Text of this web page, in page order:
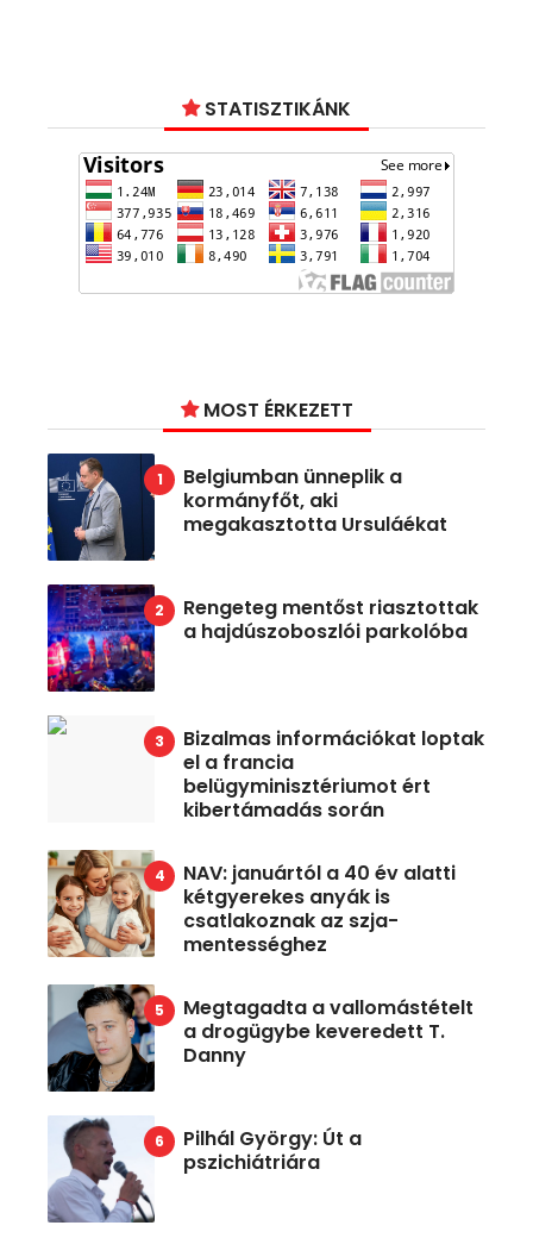
STATISZTIKÁNK
MOST ÉRKEZETT
Belgiumban ünneplik a
kormányfőt, aki
megakasztotta Ursuláékat
Rengeteg mentőst riasztottak
a hajdúszoboszlói parkolóba
Bizalmas információkat loptak
el a francia
belügyminisztériumot ért
kibertámadás során
NAV: januártól a 40 év alatti
kétgyerekes anyák is
csatlakoznak az szja-
mentességhez
Megtagadta a vallomástételt
a drogügybe keveredett T.
Danny
Pilhál György: Út a
pszichiátriára